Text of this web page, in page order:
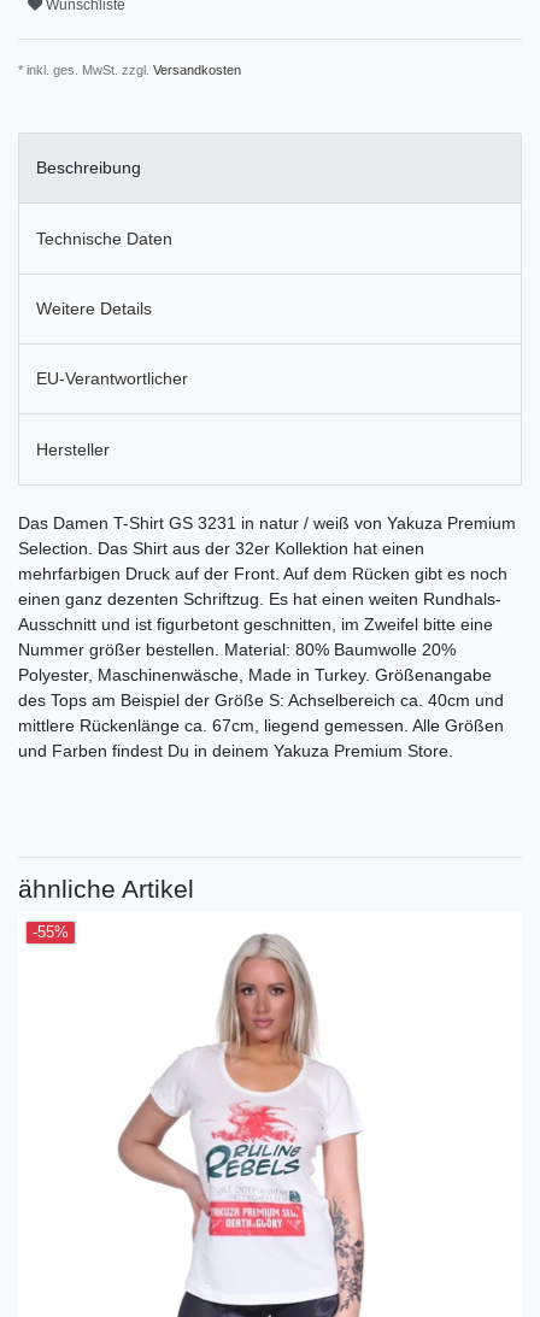
Wunschliste
* inkl. ges. MwSt. zzgl. Versandkosten
Beschreibung
Technische Daten
Weitere Details
EU-Verantwortlicher
Hersteller
Das Damen T-Shirt GS 3231 in natur / weiß von Yakuza Premium
Selection. Das Shirt aus der 32er Kollektion hat einen
mehrfarbigen Druck auf der Front. Auf dem Rücken gibt es noch
einen ganz dezenten Schriftzug. Es hat einen weiten Rundhals-
Ausschnitt und ist figurbetont geschnitten, im Zweifel bitte eine
Nummer größer bestellen. Material: 80% Baumwolle 20%
Polyester, Maschinenwäsche, Made in Turkey. Größenangabe
des Tops am Beispiel der Größe S: Achselbereich ca. 40cm und
mittlere Rückenlänge ca. 67cm, liegend gemessen. Alle Größen
und Farben findest Du in deinem Yakuza Premium Store.
ähnliche Artikel
-55%